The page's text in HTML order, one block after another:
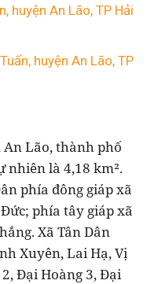
huyện An Lão, TP Hải
huyện An Lão, TP
Lão, thành phố
nhiên là 4,18 km².
phía đông giáp xã
phía tây giáp xã
Xã Tân Dân
Xuyên, Lai Hạ, Vị
Đại Hoàng 3, Đại